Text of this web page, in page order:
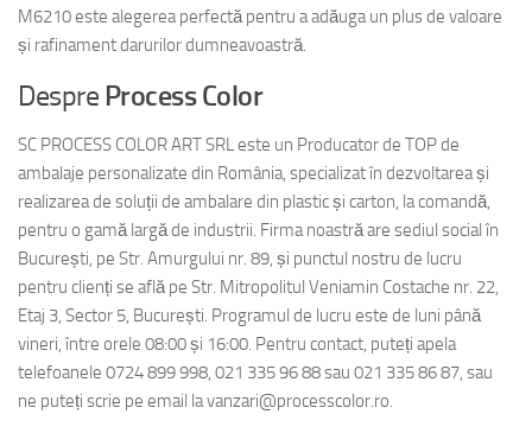
M6210 este alegerea perfectă pentru a adăuga un plus de valoare
și rafinament darurilor dumneavoastră.
Despre Process Color
SC PROCESS COLOR ART SRL este un Producator de TOP de
ambalaje personalizate din România, specializat în dezvoltarea și
realizarea de soluții de ambalare din plastic și carton, la comandă,
pentru o gamă largă de industrii. Firma noastră are sediul social în
București, pe Str. Amurgului nr. 89, și punctul nostru de lucru
pentru clienți se află pe Str. Mitropolitul Veniamin Costache nr. 22,
Etaj 3, Sector 5, București. Programul de lucru este de luni până
vineri, între orele 08:00 și 16:00. Pentru contact, puteți apela
telefoanele 0724 899 998, 021 335 96 88 sau 021 335 86 87, sau
ne puteți scrie pe email la vanzari@processcolor.ro.